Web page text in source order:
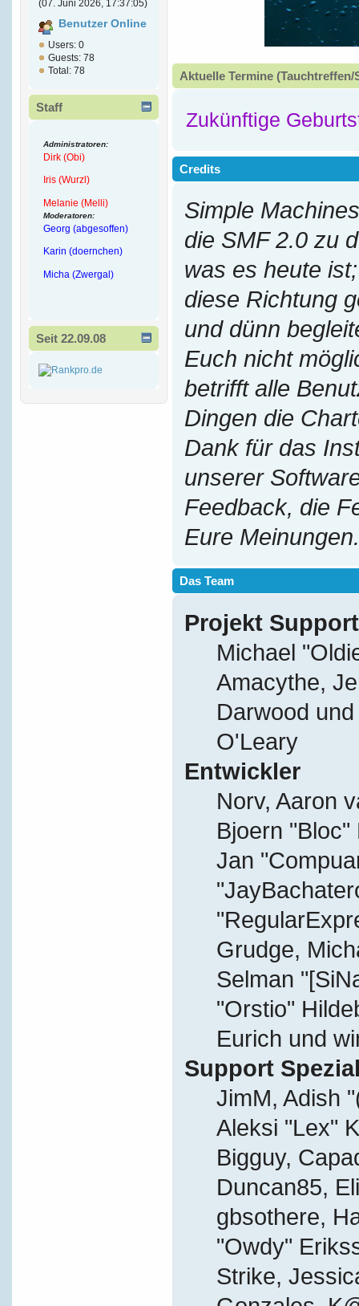
(07. Juni 2026, 17:37:05)
Benutzer Online
Users: 0
Guests: 78
Total: 78
Staff
Administratoren:
Dirk (Obi)
Iris (Wurzl)
Melanie (Melli)
Moderatoren:
Georg (abgesoffen)
Karin (doernchen)
Micha (Zwergal)
Seit 22.09.08
Aktuelle Termine
Zukünftige
Credits
Simple
die SMF 2.0 zu
was es heute
diese Richtung
und dünn
Euch nicht
betrifft alle
Dingen die
Dank für das
unserer
Feedback, die
Eure Meinungen.
Das Team
Projekt Support
Michael
Amacythe,
Darwood
O'Leary
Entwickler
Norv, Aaron
Bjoern
Jan
Grudge,
Selman
"Orstio"
Eurich und
Support
JimM, Adish
Aleksi "Lex"
Bigguy,
Duncan85,
gbsothere,
"Owdy"
Strike,